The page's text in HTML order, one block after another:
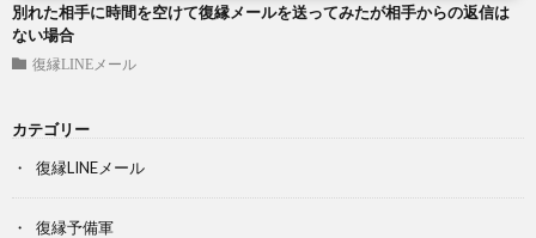
別れた相手に時間を空けて復縁メールを送ってみたが相手からの返信は
ない場合
復縁LINEメール
カテゴリー
復縁LINEメール
復縁予備軍